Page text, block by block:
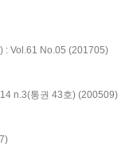
: Vol.61 No.05 (201705)
n.3(통권 43호) (200509)